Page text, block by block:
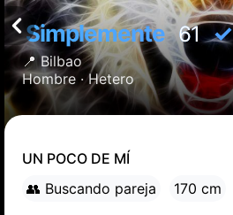
Simplemente61✓
📍Bilbao
Hombre ·Hetero
UN POCO DE MÍ
👥 Buscando pareja
170 cm